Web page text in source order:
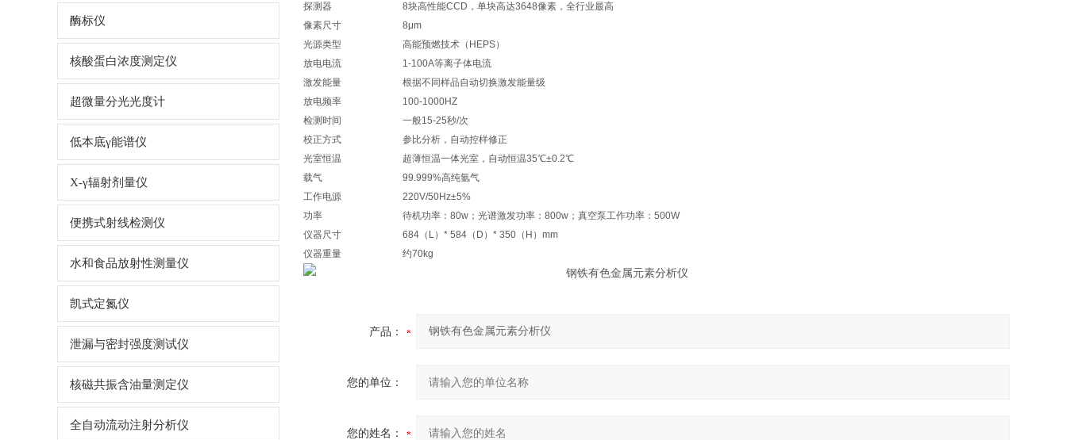
酶标仪
核酸蛋白浓度测定仪
超微量分光光度计
低本底γ能谱仪
X-γ辐射剂量仪
便携式射线检测仪
水和食品放射性测量仪
凯式定氮仪
泄漏与密封强度测试仪
核磁共振含油量测定仪
全自动流动注射分析仪
探测器
8块高性能CCD，单块高达3648像素，全行业最高
像素尺寸
8μm
光源类型
高能预燃技术（HEPS）
放电电流
1-100A等离子体电流
激发能量
根据不同样品自动切换激发能量级
放电频率
100-1000HZ
检测时间
一般15-25秒/次
校正方式
参比分析，自动控样修正
光室恒温
超薄恒温一体光室，自动恒温35℃±0.2℃
载气
99.999%高纯氩气
工作电源
220V/50Hz±5%
功率
待机功率：80w；光谱激发功率：800w；真空泵工作功率：500W
仪器尺寸
684（L）* 584（D）* 350（H）mm
仪器重量
约70kg
产品：
您的单位：
您的姓名：